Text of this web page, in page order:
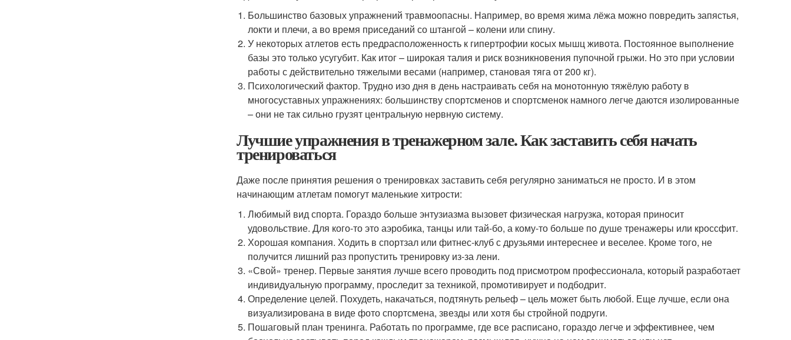
Большинство базовых упражнений травмоопасны. Например, во время жима лёжа можно повредить запястья,
локти и плечи, а во время приседаний со штангой – колени или спину.
У некоторых атлетов есть предрасположенность к гипертрофии косых мышц живота. Постоянное выполнение
базы это только усугубит. Как итог – широкая талия и риск возникновения пупочной грыжи. Но это при условии
работы с действительно тяжелыми весами (например, становая тяга от 200 кг).
Психологический фактор. Трудно изо дня в день настраивать себя на монотонную тяжёлую работу в
многосуставных упражнениях: большинству спортсменов и спортсменок намного легче даются изолированные
– они не так сильно грузят центральную нервную систему.
Лучшие упражнения в тренажерном зале. Как заставить себя начать
тренироваться
Даже после принятия решения о тренировках заставить себя регулярно заниматься не просто. И в этом
начинающим атлетам помогут маленькие хитрости:
Любимый вид спорта. Гораздо больше энтузиазма вызовет физическая нагрузка, которая приносит
удовольствие. Для кого-то это аэробика, танцы или тай-бо, а кому-то больше по душе тренажеры или кроссфит.
Хорошая компания. Ходить в спортзал или фитнес-клуб с друзьями интереснее и веселее. Кроме того, не
получится лишний раз пропустить тренировку из-за лени.
«Свой» тренер. Первые занятия лучше всего проводить под присмотром профессионала, который разработает
индивидуальную программу, проследит за техникой, промотивирует и подбодрит.
Определение целей. Похудеть, накачаться, подтянуть рельеф – цель может быть любой. Еще лучше, если она
визуализирована в виде фото спортсмена, звезды или хотя бы стройной подруги.
Пошаговый план тренинга. Работать по программе, где все расписано, гораздо легче и эффективнее, чем